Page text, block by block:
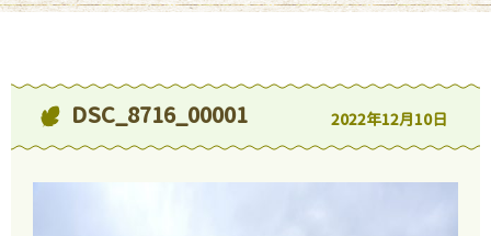
DSC_8716_00001 2022年12月10日